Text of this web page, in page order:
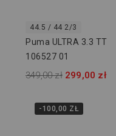
44.5 / 44 2/3
Puma ULTRA 3.3 TT
106527 01
349,00 zł 299,00 zł
-100,00 ZŁ